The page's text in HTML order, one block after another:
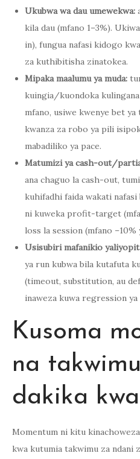
Ukubwa wa dau umewekwa:
kila dau (mfano 1–3%).
in), fungua nafasi kidogo
za kuthibitisha zinatokea.
Mipaka maalumu ya muda:
kuingia/kuondoka
mfano, usiwe kwenye bet
kwanza za robo ya pili
mabadiliko ya pace.
Matumizi ya cash-out/
ana chaguo la cash-out,
kuhifadhi faida wakati
ni kuweka profit-target
loss la session (mfano
Usisubiri mafanikio
ya run kubwa bila kutafuta
(timeout, substitution, au
inaweza kuwa regression ya
Kusoma
na
dakika
Momentum ni kitu
kwa kutumia takwimu za ndani